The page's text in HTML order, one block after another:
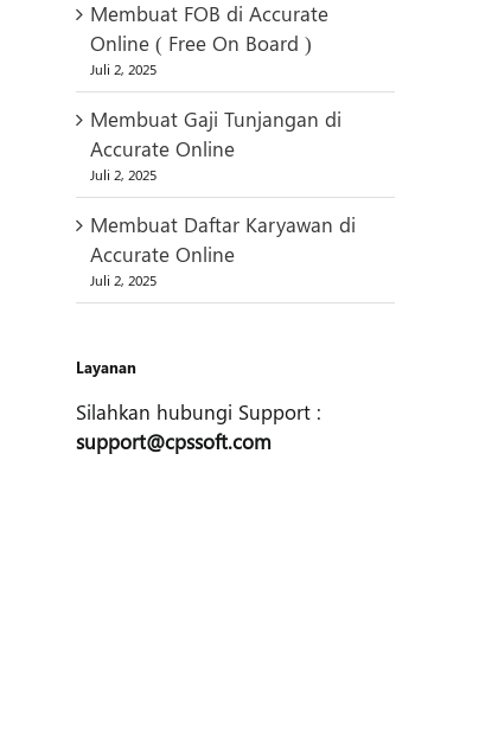
Membuat FOB di Accurate
Online ( Free On Board )
Juli 2, 2025
Membuat Gaji Tunjangan di
Accurate Online
Juli 2, 2025
Membuat Daftar Karyawan di
Accurate Online
Juli 2, 2025
Layanan
Silahkan hubungi Support :
support@cpssoft.com